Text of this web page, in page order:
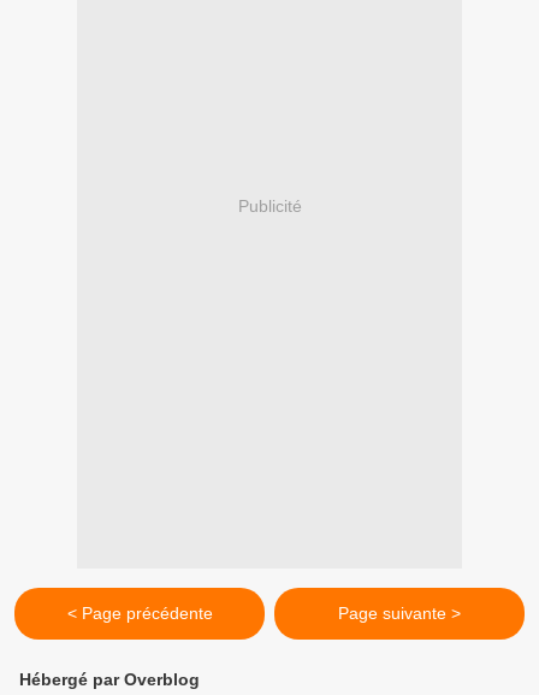
Publicité
< Page précédente Page suivante >
Hébergé par Overblog